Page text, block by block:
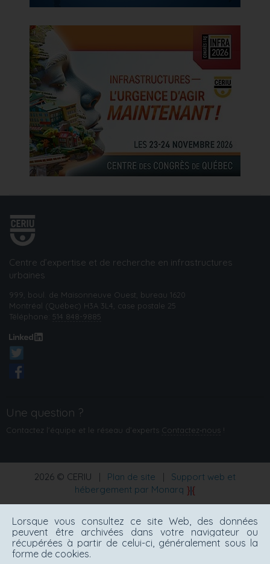
Centre d’expertise et de recherche en infrastructures
urbaines
999, boul. de Maisonneuve Ouest, bureau 1620
Montréal (Québec) H3A 3L4, case postale 25
Téléphone: 514 848-9885
Une question ?
Contactez l'équipe et le réseau d’experts Contactez‑nous !
2026 © CERIU Plan de site
Support web et
hébergement par Monarq
Lorsque vous consultez ce site Web, des données
peuvent être archivées dans votre navigateur ou
récupérées à partir de celui-ci, généralement sous la
forme de cookies.